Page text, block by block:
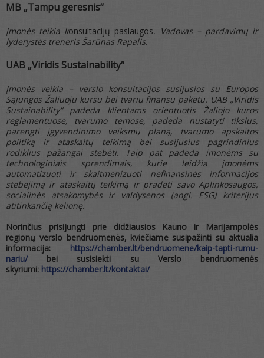
MB „Tampu geresnis“
Įmonės teikia konsultacijų paslaugos. Vadovas – pardavimų ir
lyderystės treneris Šarūnas Rapalis.
UAB „Viridis Sustainability“
Įmonės veikla – verslo konsultacijos susijusios su Europos
Sąjungos Žaliuoju kursu bei tvarių finansų paketu. UAB „Viridis
Sustainability“ padeda klientams orientuotis Žaliojo kuros
reglamentuose, tvarumo temose, padeda nustatyti tikslus,
parengti įgyvendinimo veiksmų planą, tvarumo apskaitos
politiką ir ataskaitų teikimą bei susijusius pagrindinius
rodiklius pažangai stebėti. Taip pat padeda įmonėms su
technologiniais sprendimais, kurie leidžia įmonėms
automatizuoti ir skaitmenizuoti nefinansinės informacijos
stebėjimą ir ataskaitų teikimą ir pradėti savo Aplinkosaugos,
socialinės atsakomybės ir valdysenos (angl. ESG) kriterijus
atitinkančią kelionę.
Norinčius prisijungti prie didžiausios Kauno ir Marijampolės
regionų verslo bendruomenės, kviečiame susipažinti su aktualia
informacija: https://chamber.lt/bendruomene/kaip-tapti-rumu-
nariu/bei susisiekti su Verslo bendruomenės
skyriumi: https://chamber.lt/kontaktai/